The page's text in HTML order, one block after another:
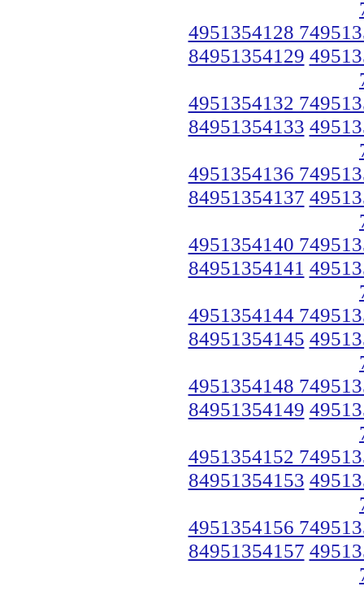
4951354128
84951354129
4951354132
84951354133
4951354136
84951354137
4951354140
84951354141
4951354144
84951354145
4951354148
84951354149
4951354152
84951354153
4951354156
84951354157